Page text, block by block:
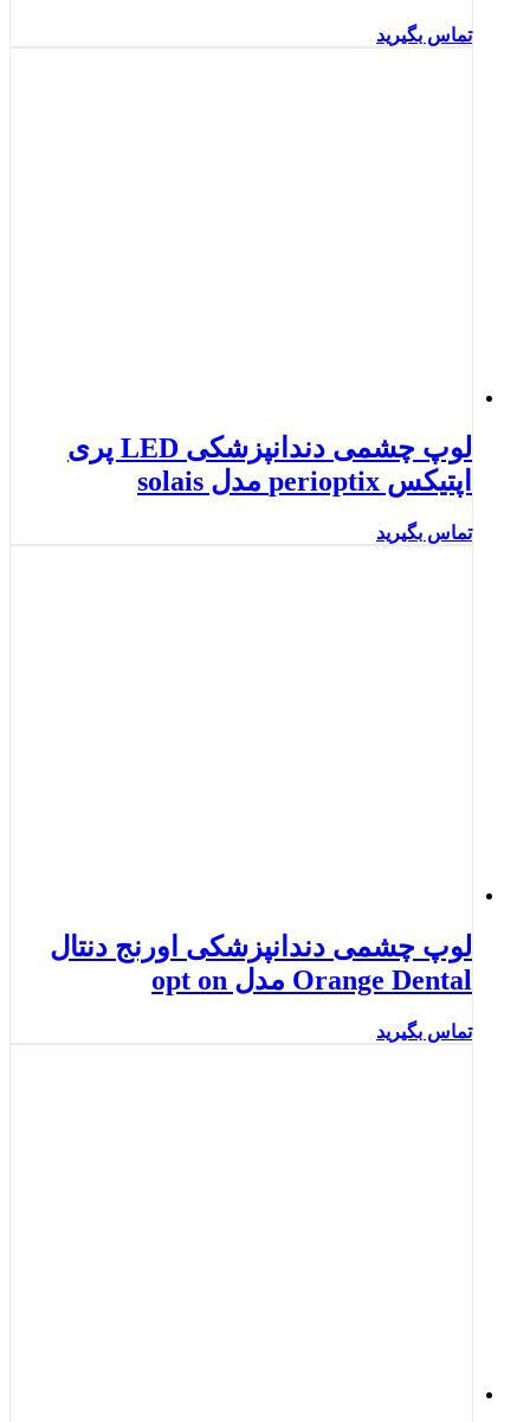
تماس بگیرید
لوپ چشمی دندانپزشکی LED پری
اپتیکس perioptix مدل solais
تماس بگیرید
لوپ چشمی دندانپزشکی اورنج دنتال
Orange Dental مدل opt on
تماس بگیرید